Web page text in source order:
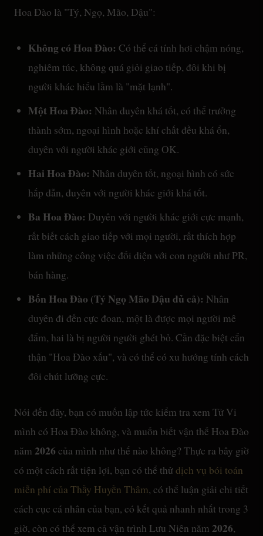
Hoa Đào là "Tý, Ngọ, Mão, Dậu":
Không có Hoa Đào: Có thể cá tính hơi chậm nóng,
nghiêm túc, không quá giỏi giao tiếp, đôi khi bị
người khác hiểu lầm là "mặt lạnh".
Một Hoa Đào: Nhân duyên khá tốt, có thể trưởng
thành sớm, ngoại hình hoặc khí chất đều khá ổn,
duyên với người khác giới cũng OK.
Hai Hoa Đào: Nhân duyên tốt, ngoại hình có sức
hấp dẫn, duyên với người khác giới khá tốt.
Ba Hoa Đào: Duyên với người khác giới cực mạnh,
rất biết cách giao tiếp với mọi người, rất thích hợp
làm những công việc đối diện với con người như PR,
bán hàng.
Bốn Hoa Đào (Tý Ngọ Mão Dậu đủ cả): Nhân
duyên đi đến cực đoan, một là được mọi người mê
đắm, hai là bị người người ghét bỏ. Cần đặc biệt cẩn
thận "Hoa Đào xấu", và có thể có xu hướng tính cách
đôi chút lưỡng cực.
Nói đến đây, bạn có muốn lập tức kiểm tra xem Tử Vi
mình có Hoa Đào không, và muốn biết vận thế Hoa Đào
năm 2026 của mình như thế nào không? Thực ra bây giờ
có một cách rất tiện lợi, bạn có thể thửdịch vụ bói toán
miễn phí của Thầy Huyền Thâm, có thể luận giải chi tiết
cách cục cá nhân của bạn, có kết quả nhanh nhất trong 3
giờ, còn có thể xem cả vận trình Lưu Niên năm 2026,